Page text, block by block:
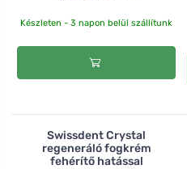
Készleten - 3 napon belül szállítunk
Swissdent Crystal
regeneráló fogkrém
fehérítő hatással